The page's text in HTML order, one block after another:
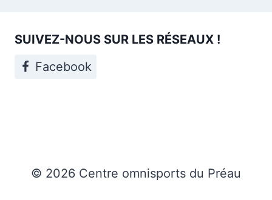
SUIVEZ-NOUS SUR LES RÉSEAUX !
Facebook
© 2026 Centre omnisports du Préau